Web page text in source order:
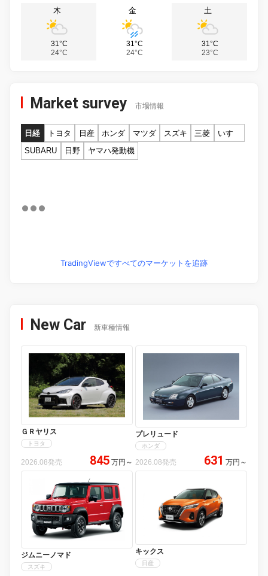
木
31°C
24°C
金
31°C
24°C
土
31°C
23°C
Market survey 市場情報
日経 トヨタ 日産 ホンダ マツダ スズキ 三菱
いすゞ
SUBARU
日野 ヤマハ発動機
TradingViewですべてのマーケットを追跡
New Car 新車種情報
ＧＲヤリス
トヨタ
2026.08発売 845 万円 ～
プレリュード
ホンダ
2026.08発売 631 万円 ～
ジムニーノマド
スズキ
キックス
日産